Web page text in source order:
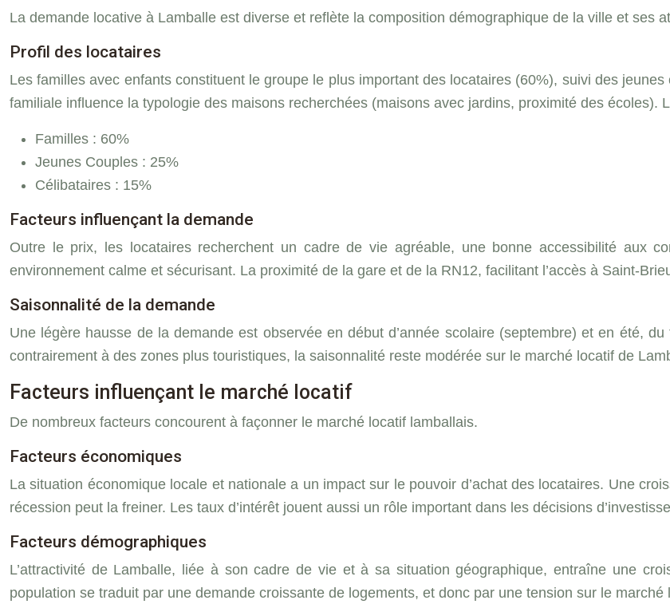
La demande locative à Lamballe est diverse et reflète la composition démographique de la ville et ses
Profil des locataires
Les familles avec enfants constituent le groupe le plus important des locataires (60%), suivi des
familiale influence la typologie des maisons recherchées (maisons avec jardins, proximité des écoles).
Familles : 60%
Jeunes Couples : 25%
Célibataires : 15%
Facteurs influençant la demande
Outre le prix, les locataires recherchent un cadre de vie agréable, une bonne accessibilité aux
environnement calme et sécurisant. La proximité de la gare et de la RN12, facilitant l’accès à Saint-
Saisonnalité de la demande
Une légère hausse de la demande est observée en début d’année scolaire (septembre) et en été,
contrairement à des zones plus touristiques, la saisonnalité reste modérée sur le marché locatif de
Facteurs influençant le marché locatif
De nombreux facteurs concourent à façonner le marché locatif lamballais.
Facteurs économiques
La situation économique locale et nationale a un impact sur le pouvoir d’achat des locataires. Une
récession peut la freiner. Les taux d’intérêt jouent aussi un rôle important dans les décisions
Facteurs démographiques
L’attractivité de Lamballe, liée à son cadre de vie et à sa situation géographique, entraîne une
population se traduit par une demande croissante de logements, et donc par une tension sur le marché